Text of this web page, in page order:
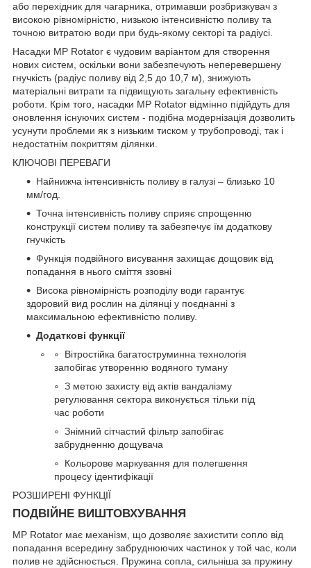
або перехідник для чагарника, отримавши розбризкувач з
високою рівномірністю, низькою інтенсивністю поливу та
точною витратою води при будь-якому секторі та радіусі.
Насадки MP Rotator є чудовим варіантом для створення
нових систем, оскільки вони забезпечують неперевершену
гнучкість (радіус поливу від 2,5 до 10,7 м), знижують
матеріальні витрати та підвищують загальну ефективність
роботи. Крім того, насадки MP Rotator відмінно підійдуть для
оновлення існуючих систем - подібна модернізація дозволить
усунути проблеми як з низьким тиском у трубопроводі, так і
недостатнім покриттям ділянки.
КЛЮЧОВІ ПЕРЕВАГИ
Найнижча інтенсивність поливу в галузі – близько 10
мм/год.
Точна інтенсивність поливу сприяє спрощенню
конструкції систем поливу та забезпечує їм додаткову
гнучкість
Функція подвійного висування захищає дощовик від
попадання в нього сміття ззовні
Висока рівномірність розподілу води гарантує
здоровий вид рослин на ділянці у поєднанні з
максимальною ефективністю поливу.
Додаткові функції
Вітростійка багатоструминна технологія
запобігає утворенню водяного туману
З метою захисту від актів вандалізму
регулювання сектора виконується тільки під
час роботи
Знімний сітчастий фільтр запобігає
забрудненню дощувача
Кольорове маркування для полегшення
процесу ідентифікації
РОЗШИРЕНІ ФУНКЦІЇ
ПОДВІЙНЕ ВИШТОВХУВАННЯ
MP Rotator має механізм, що дозволяє захистити сопло від
попадання всередину забруднюючих частинок у той час, коли
полив не здійснюється. Пружина сопла, сильніша за пружину